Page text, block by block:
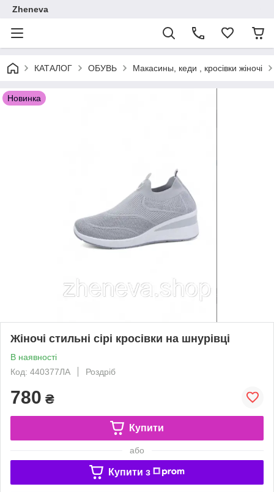
Zheneva
КАТАЛОГ ОБУВЬ Макасины, кеди , кросівки жіночі
Новинка
Жіночі стильні сірі кросівки на шнурівці
В наявності
Код: 440377ЛА
Роздріб
780 ₴
Купити
або
Купити з